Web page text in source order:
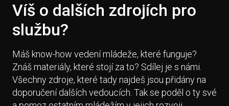
Víš o dalších zdrojích pro
službu?
Máš know-how vedení mládeže, které funguje?
Znáš materiály, které stojí za to? Sdílej je s námi.
Všechny zdroje, které tady najdeš jsou přidány na
doporučení dalších vedoucích. Tak se poděl o ty své